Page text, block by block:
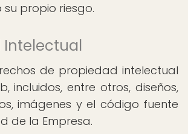
propio riesgo.
Intelectual
de propiedad intelectual
incluidos, entre otros, diseños,
imágenes y el código fuente
de la Empresa.